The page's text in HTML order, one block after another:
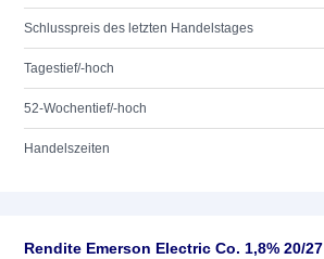
Schlusspreis des letzten Handelstages
Tagestief/-hoch
52-Wochentief/-hoch
Handelszeiten
Rendite Emerson Electric Co. 1,8% 20/27